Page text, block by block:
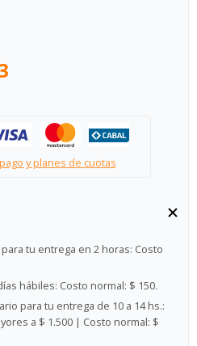
y planes de cuotas
tu entrega en 2 horas: Costo
hábiles: Costo normal: $ 150.
para tu entrega de 10 a 14 hs.:
a $ 1.500 | Costo normal: $